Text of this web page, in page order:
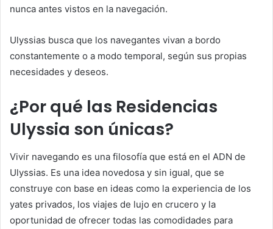
nunca antes vistos en la navegación.
Ulyssias busca que los navegantes vivan a bordo
constantemente o a modo temporal, según sus propias
necesidades y deseos.
¿Por qué las Residencias
Ulyssia son únicas?
Vivir navegando es una filosofía que está en el ADN de
Ulyssias. Es una idea novedosa y sin igual, que se
construye con base en ideas como la experiencia de los
yates privados, los viajes de lujo en crucero y la
oportunidad de ofrecer todas las comodidades para